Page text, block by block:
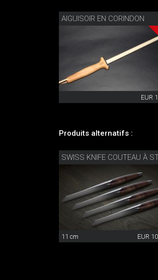
AIGUISOIR EN CORINDON
EUR
Produits alternatifs :
11 cm EUR